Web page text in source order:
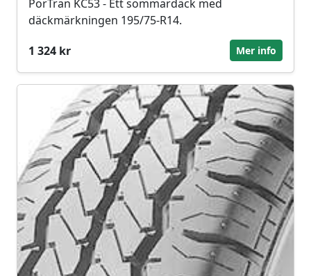
PorTran KC53 - Ett sommardäck med
däckmärkningen 195/75-R14.
1 324 kr
Mer info